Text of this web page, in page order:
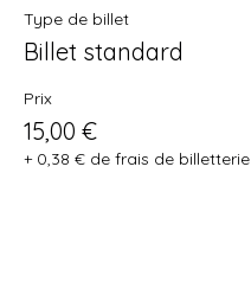
Type de billet
Billet standard
Prix
15,00 €
+ 0,38 € de frais de billetterie